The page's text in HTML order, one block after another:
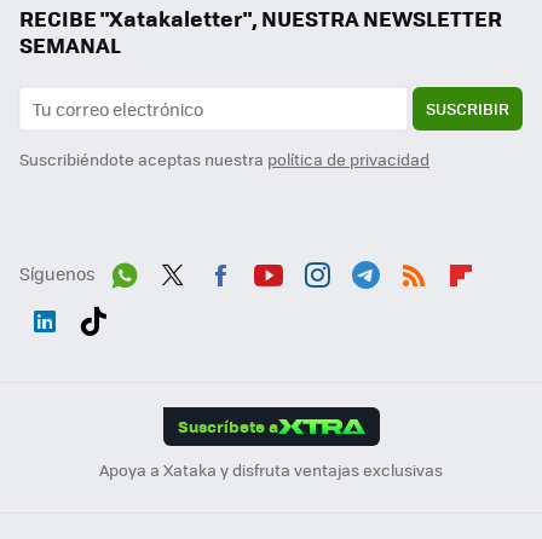
RECIBE "Xatakaletter", NUESTRA NEWSLETTER
SEMANAL
SUSCRIBIR
Suscribiéndote aceptas nuestra política de privacidad
Síguenos
Suscríbete a
Apoya a Xataka y disfruta ventajas exclusivas